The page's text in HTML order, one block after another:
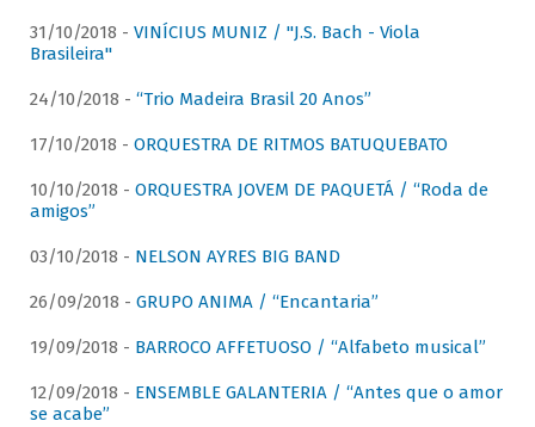
31/10/2018 - VINÍCIUS MUNIZ / "J.S. Bach - Viola
Brasileira"
24/10/2018 - “Trio Madeira Brasil 20 Anos”
17/10/2018 - ORQUESTRA DE RITMOS BATUQUEBATO
10/10/2018 - ORQUESTRA JOVEM DE PAQUETÁ / “Roda de
amigos”
03/10/2018 - NELSON AYRES BIG BAND
26/09/2018 - GRUPO ANIMA / “Encantaria”
19/09/2018 - BARROCO AFFETUOSO / “Alfabeto musical”
12/09/2018 - ENSEMBLE GALANTERIA / “Antes que o amor
se acabe”